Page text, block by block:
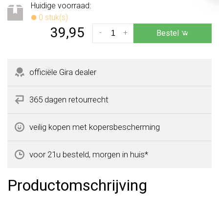
Huidige voorraad:
0 stuk(s)
39,95 +
- Bestel
officiële Gira dealer
365 dagen retourrecht
veilig kopen met kopersbescherming
voor 21u besteld, morgen in huis*
Productomschrijving